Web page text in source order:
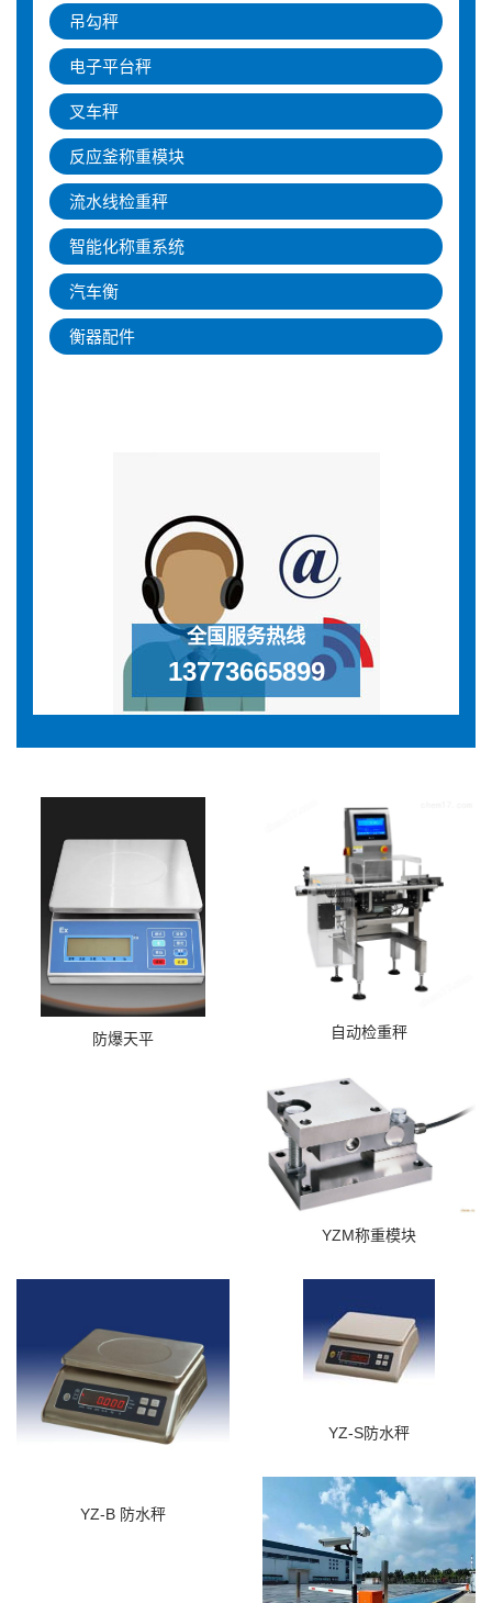
吊勾秤
电子平台秤
叉车秤
反应釜称重模块
流水线检重秤
智能化称重系统
汽车衡
衡器配件
全国服务热线
13773665899
防爆天平 自动检重秤
YZM称重模块
YZ-B 防水秤
YZ-S防水秤